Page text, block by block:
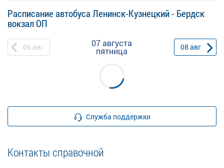
Расписание автобуса Ленинск-Кузнецкий - Бердск
вокзал ОП
06 авг 07 августа
пятница 08 авг
Служба поддержки
Контакты справочной